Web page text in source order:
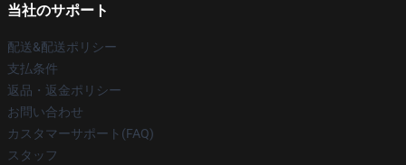
当社のサポート
配送&配送ポリシー
支払条件
返品・返金ポリシー
お問い合わせ
カスタマーサポート(FAQ)
スタッフ